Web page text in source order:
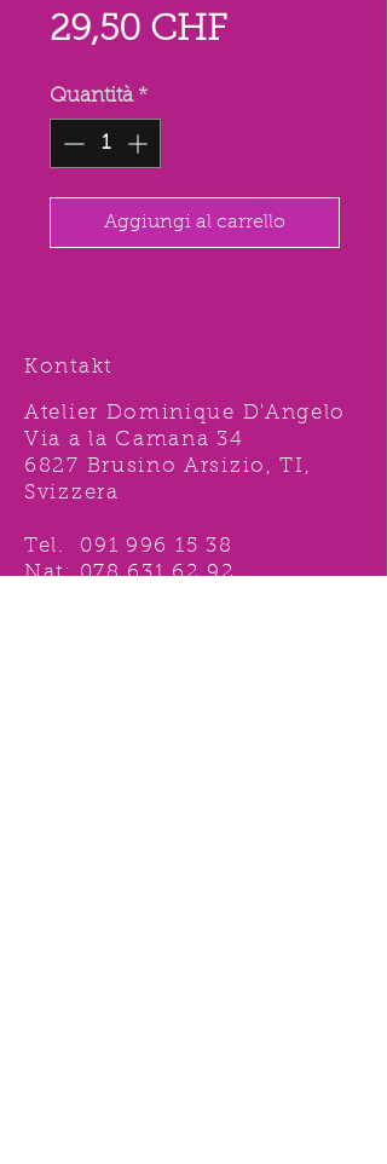
29,50 CHFPrezzo
Quantità *
Aggiungi al carrello
Kontakt
Atelier Dominique D'Angelo
Via a la Camana 34
6827 Brusino Arsizio, TI,
Svizzera
Tel. 091 996 15 38
Nat:078 631 62 92